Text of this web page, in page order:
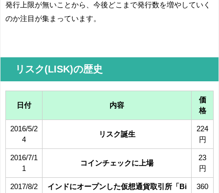
発行上限が無いことから、今後どこまで発行数を増やしていく
のか注目が集まっています。
リスク(LISK)の歴史
日付 内容
価
格
2016/5/2
4
リスク誕生
224
円
2016/7/1
1
コインチェックに上場
23
円
2017/8/2
インドにオープンした仮想通貨取引所「Bi
360